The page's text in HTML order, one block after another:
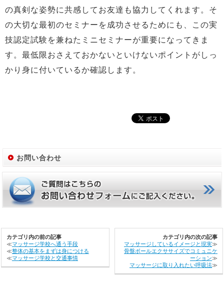
の真剣な姿勢に共感してお友達も協力してくれます。そ
の大切な最初のセミナーを成功させるためにも、この実
技認定試験を兼ねたミニセミナーが重要になってきま
す。最低限おさえておかないといけないポイントがしっ
かり身に付いているか確認します。
お問い合わせ
カテゴリ内の前の記事
≪マッサージ学校へ通う手段
≪整体の基本をまずは身につける
≪マッサージ学校と交通事情
カテゴリ内の次の記事
マッサージしているイメージと現実≫
骨盤ボールエクササイズでコミュニケ
ーション≫
マッサージに取り入れたい呼吸法≫